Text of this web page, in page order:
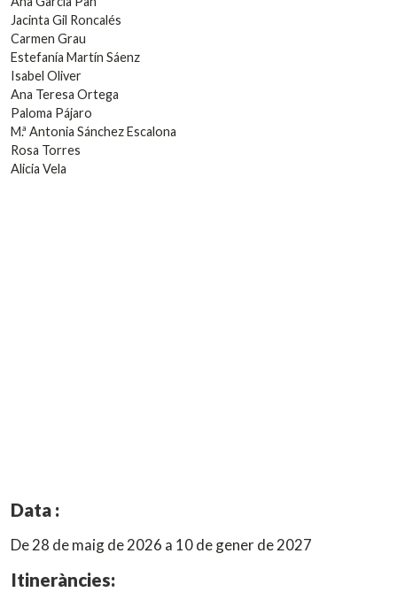
Jacinta Gil Roncalés
Carmen Grau
Estefanía Martín Sáenz
Isabel Oliver
Ana Teresa Ortega
Paloma Pájaro
M.ª Antonia Sánchez Escalona
Rosa Torres
Alicia Vela
Data :
De 28 de maig de 2026 a 10 de gener de 2027
Itineràncies: